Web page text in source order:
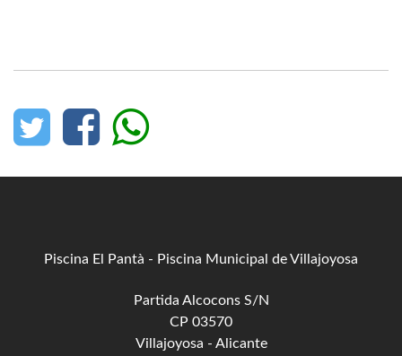
Piscina El Pantà - Piscina Municipal de Villajoyosa
Partida Alcocons S/N
CP 03570
Villajoyosa - Alicante